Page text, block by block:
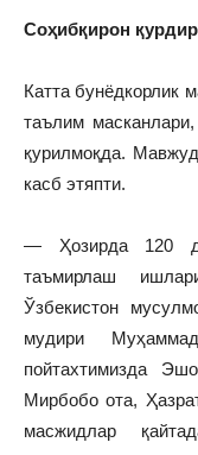
Соҳибқирон
Катта бунёдкорлик
таълим
қурилмоқда.
касб этяпти.
— Ҳозирда 120
таъмирлаш
Ўзбекистон
мудири
пойтахтимизда
Мирбобо ота,
масжидлар